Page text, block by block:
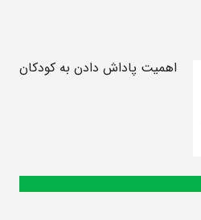
اهمیت پاداش دادن به کودکان